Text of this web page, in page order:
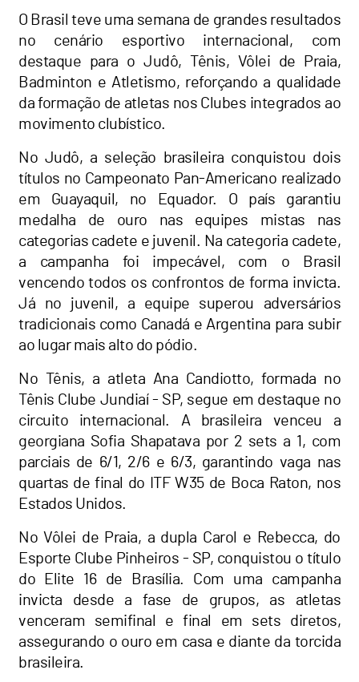
O Brasil teve uma semana de grandes resultados
no cenário esportivo internacional, com
destaque para o Judô, Tênis, Vôlei de Praia,
Badminton e Atletismo, reforçando a qualidade
da formação de atletas nos Clubes integrados ao
movimento clubístico.
No Judô, a seleção brasileira conquistou dois
títulos no Campeonato Pan-Americano realizado
em Guayaquil, no Equador. O país garantiu
medalha de ouro nas equipes mistas nas
categorias cadete e juvenil. Na categoria cadete,
a campanha foi impecável, com o Brasil
vencendo todos os confrontos de forma invicta.
Já no juvenil, a equipe superou adversários
tradicionais como Canadá e Argentina para subir
ao lugar mais alto do pódio.
No Tênis, a atleta Ana Candiotto, formada no
Tênis Clube Jundiaí - SP, segue em destaque no
circuito internacional. A brasileira venceu a
georgiana Sofia Shapatava por 2 sets a 1, com
parciais de 6/1, 2/6 e 6/3, garantindo vaga nas
quartas de final do ITF W35 de Boca Raton, nos
Estados Unidos.
No Vôlei de Praia, a dupla Carol e Rebecca, do
Esporte Clube Pinheiros - SP, conquistou o título
do Elite 16 de Brasília. Com uma campanha
invicta desde a fase de grupos, as atletas
venceram semifinal e final em sets diretos,
assegurando o ouro em casa e diante da torcida
brasileira.